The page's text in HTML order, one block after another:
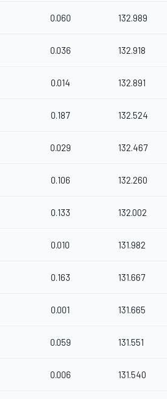
0.060 132.989
0.036 132.918
0.014 132.891
0.187 132.524
0.029 132.467
0.106 132.260
0.133 132.002
0.010 131.982
0.163 131.667
0.001 131.665
0.059 131.551
0.006 131.540